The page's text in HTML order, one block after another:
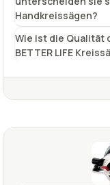
Handkreissägen?
Wie ist die Qualität
BETTER LIFE